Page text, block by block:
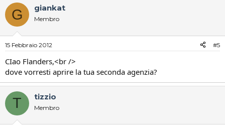
G giankat
Membro
15 Febbraio 2012 #5
CIao Flanders,<br />
dove vorresti aprire la tua seconda agenzia?
T tizzio
Membro